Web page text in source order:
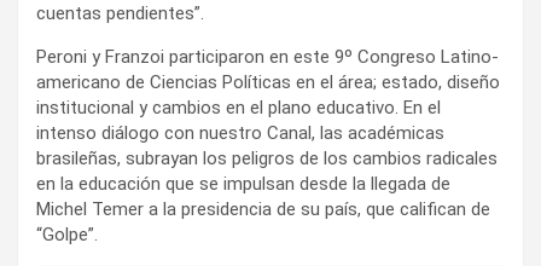
cuentas pendientes”.
Peroni y Franzoi participaron en este 9º Congreso Latino-
americano de Ciencias Políticas en el área; estado, diseño
institucional y cambios en el plano educativo. En el
intenso diálogo con nuestro Canal, las académicas
brasileñas, subrayan los peligros de los cambios radicales
en la educación que se impulsan desde la llegada de
Michel Temer a la presidencia de su país, que califican de
“Golpe”.